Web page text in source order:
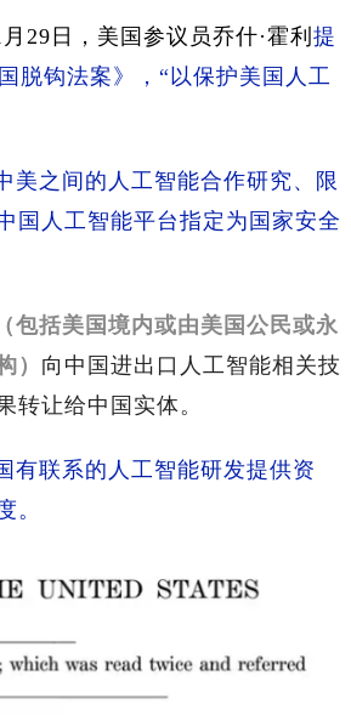
29日，美国参议员乔什·霍利 提
脱钩法案》，“以保护美国人工
美之间的人工智能合作研究、限
国人工智能平台指定为国家安全
（包括美国境内或由美国公民或永
） 向中国进出口人工智能相关技
转让给中国实体。
有联系的人工智能研发提供资
。